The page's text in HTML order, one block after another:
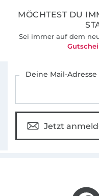
MÖCHTEST DU
Sei immer auf dem
Deine Mail-Adresse
Jetzt